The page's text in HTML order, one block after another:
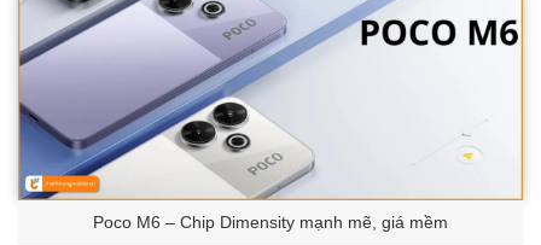
Poco M6 – Chip Dimensity mạnh mẽ, giá mềm